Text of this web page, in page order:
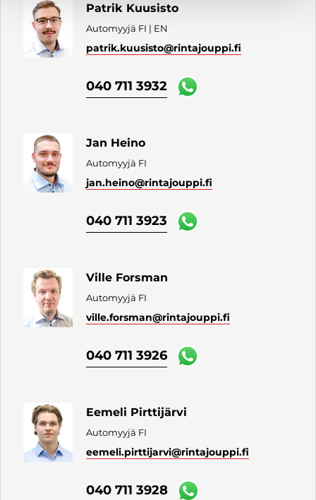
Patrik Kuusisto
Automyyjä FI | EN
patrik.kuusisto@rintajouppi.fi
040 711 3932
Jan Heino
Automyyjä FI
jan.heino@rintajouppi.fi
040 711 3923
Ville Forsman
Automyyjä FI
ville.forsman@rintajouppi.fi
040 711 3926
Eemeli Pirttijärvi
Automyyjä FI
eemeli.pirttijarvi@rintajouppi.fi
040 711 3928